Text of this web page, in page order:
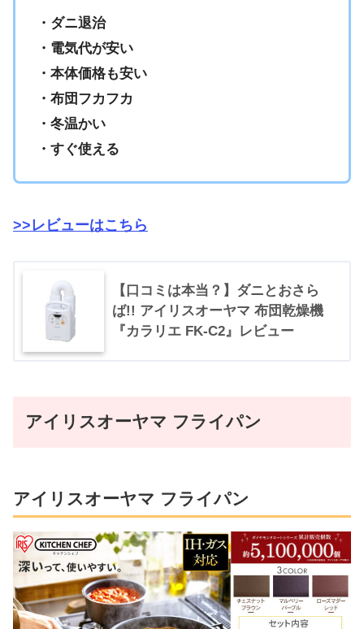
・ダニ退治
・電気代が安い
・本体価格も安い
・布団フカフカ
・冬温かい
・すぐ使える
>>レビューはこちら
【口コミは本当？】ダニとおさら
ば!! アイリスオーヤマ 布団乾燥機
『カラリエ FK-C2』レビュー
アイリスオーヤマ フライパン
アイリスオーヤマ フライパン